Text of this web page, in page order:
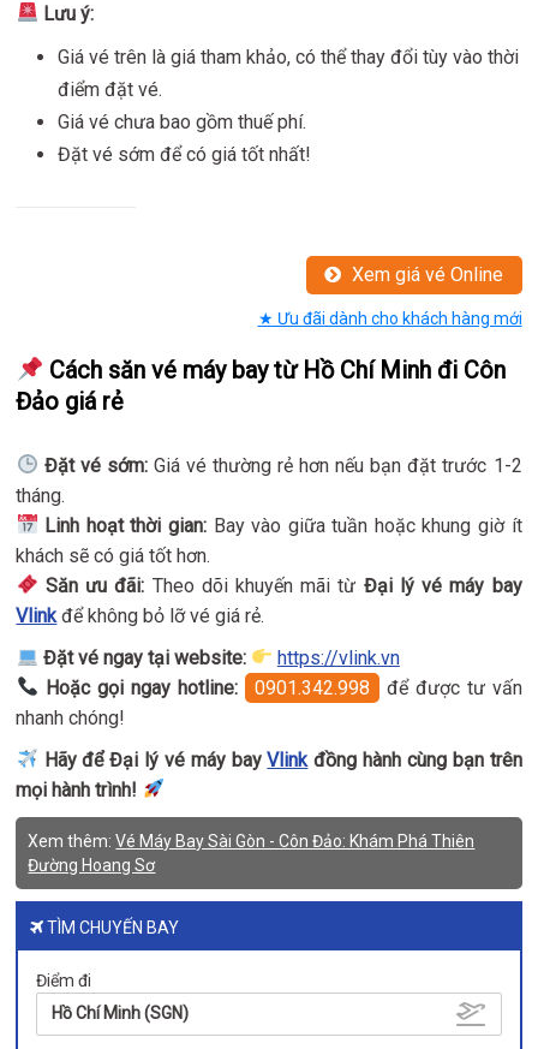
Lưu ý:
Giá vé trên là giá tham khảo, có thể thay đổi tùy vào thời
điểm đặt vé.
Giá vé chưa bao gồm thuế phí.
Đặt vé sớm để có giá tốt nhất!
Xem giá vé Online
★ Ưu đãi dành cho khách hàng mới
Cách săn vé máy bay từ Hồ Chí Minh đi Côn
Đảo giá rẻ
Đặt vé sớm:Giá vé thường rẻ hơn nếu bạn đặt trước 1-2
tháng.
Linh hoạt thời gian:Bay vào giữa tuần hoặc khung giờ ít
khách sẽ có giá tốt hơn.
Săn ưu đãi: Theo dõi khuyến mãi từ Đại lý vé máy bay
Vlinkđể không bỏ lỡ vé giá rẻ.
Đặt vé ngay tại website:
https://vlink.vn
Hoặc gọi ngay hotline:
0901.342.998
để được tư vấn
nhanh chóng!
Hãy để Đại lý vé máy bayVlinkđồng hành cùng bạn trên
mọi hành trình!
Xem thêm:Vé Máy Bay Sài Gòn - Côn Đảo: Khám Phá Thiên
Đường Hoang Sơ
TÌM CHUYẾN BAY
Điểm đi
Hồ Chí Minh (SGN)